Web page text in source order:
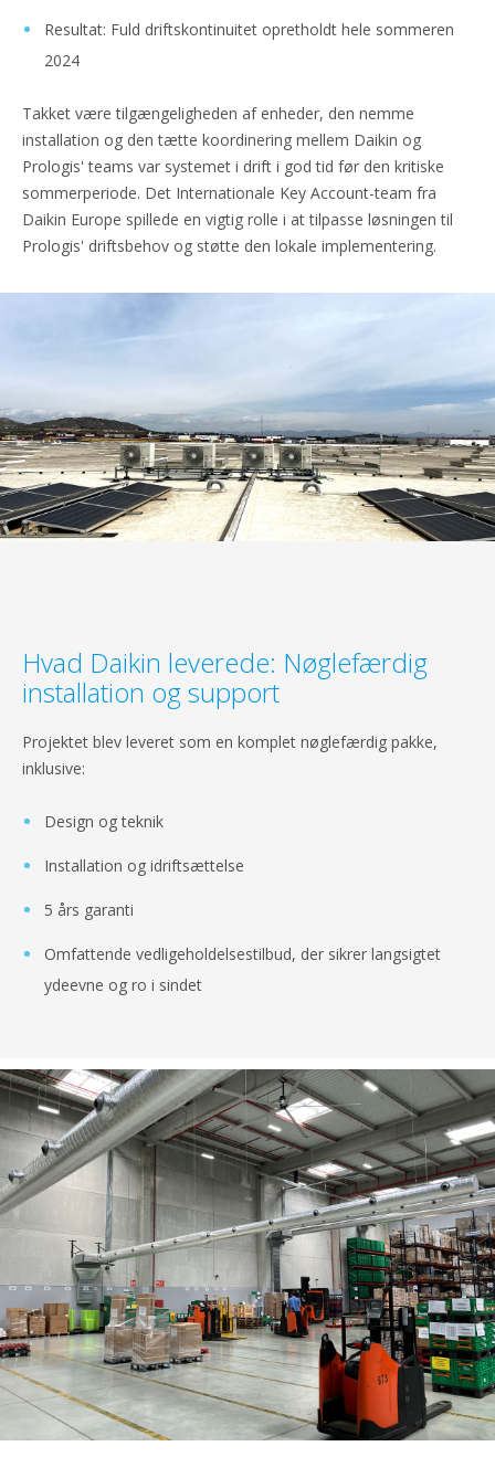
Resultat: Fuld driftskontinuitet opretholdt hele sommeren
2024
Takket være tilgængeligheden af enheder, den nemme
installation og den tætte koordinering mellem Daikin og
Prologis' teams var systemet i drift i god tid før den kritiske
sommerperiode. Det Internationale Key Account-team fra
Daikin Europe spillede en vigtig rolle i at tilpasse løsningen til
Prologis' driftsbehov og støtte den lokale implementering.
Hvad Daikin leverede: Nøglefærdig
installation og support
Projektet blev leveret som en komplet nøglefærdig pakke,
inklusive:
Design og teknik
Installation og idriftsættelse
5 års garanti
Omfattende vedligeholdelsestilbud, der sikrer langsigtet
ydeevne og ro i sindet